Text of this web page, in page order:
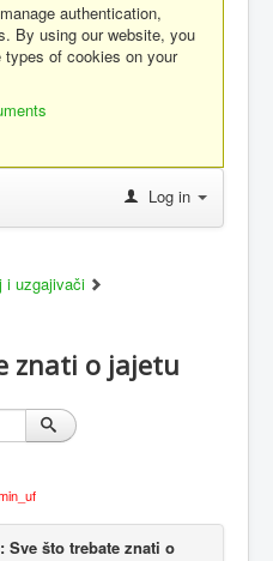
authentication,
By using our website, you
of cookies on your
Log in
i uzgajivači
znati o jajetu
Sve što trebate znati o